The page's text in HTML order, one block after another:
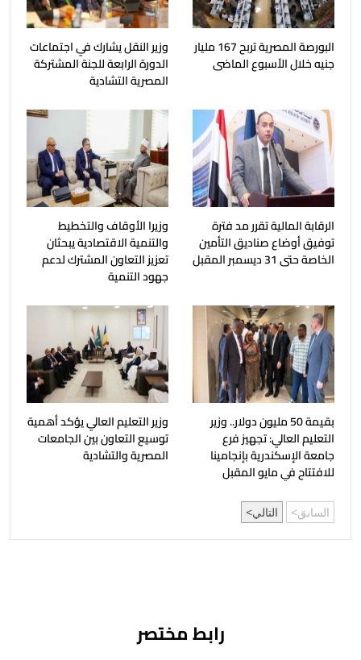
البورصة المصرية تربح 167 مليار
جنيه خلال الأسبوع الماضى
وزير النقل يشارك في اجتماعات
الدورة الرابعة للجنة المشتركة
المصرية التشادية
الرقابة المالية تقرر مد فترة
توفيق أوضاع صناديق التأمين
الخاصة حتى 31 ديسمبر المقبل
وزيرا الأوقاف والتخطيط
والتنمية الاقتصادية يبحثان
تعزيز التعاون المشترك لدعم
جهود التنمية
بقيمة 50 مليون دولار.. وزير
التعليم العالي: تجهيز فرع
جامعة الإسكندرية بإنجامينا
للافتتاح في مايو المقبل
وزير التعليم العالي يؤكد أهمية
توسيع التعاون بين الجامعات
المصرية والتشادية
السابق التالي
رابط مختصر